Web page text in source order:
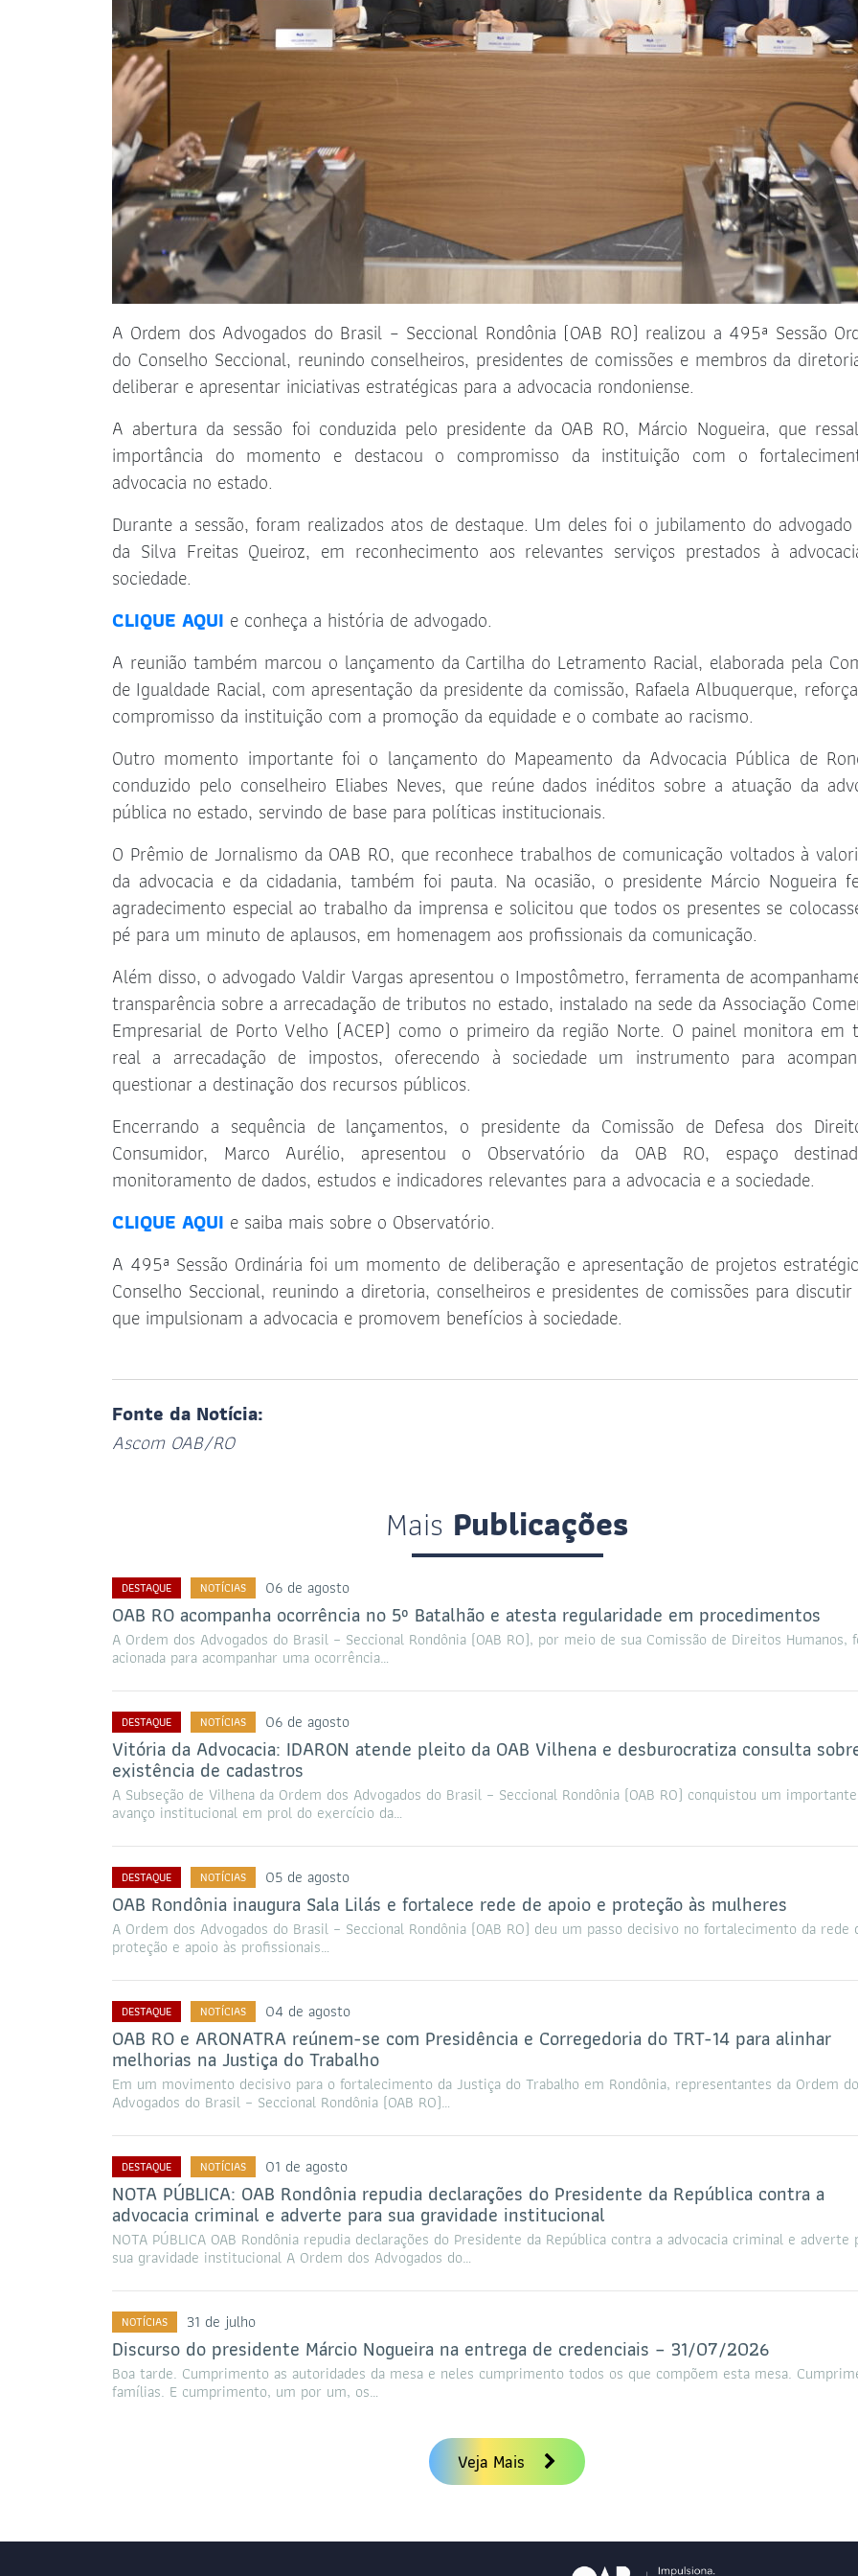
A Ordem dos Advogados do Brasil – Seccional Rondônia (OAB RO) realizou a 495ª Sessão
do Conselho Seccional, reunindo conselheiros, presidentes de comissões e membros da
deliberar e apresentar iniciativas estratégicas para a advocacia rondoniense.
A abertura da sessão foi conduzida pelo presidente da OAB RO, Márcio Nogueira, que
importância do momento e destacou o compromisso da instituição com o
advocacia no estado.
Durante a sessão, foram realizados atos de destaque. Um deles foi o jubilamento do advogado
da Silva Freitas Queiroz, em reconhecimento aos relevantes serviços prestados à
sociedade.
CLIQUE AQUI e conheça a história de advogado.
A reunião também marcou o lançamento da Cartilha do Letramento Racial, elaborada pela
de Igualdade Racial, com apresentação da presidente da comissão, Rafaela Albuquerque,
compromisso da instituição com a promoção da equidade e o combate ao racismo.
Outro momento importante foi o lançamento do Mapeamento da Advocacia Pública de
conduzido pelo conselheiro Eliabes Neves, que reúne dados inéditos sobre a atuação da
pública no estado, servindo de base para políticas institucionais.
O Prêmio de Jornalismo da OAB RO, que reconhece trabalhos de comunicação voltados à
da advocacia e da cidadania, também foi pauta. Na ocasião, o presidente Márcio Nogueira
agradecimento especial ao trabalho da imprensa e solicitou que todos os presentes se
pé para um minuto de aplausos, em homenagem aos profissionais da comunicação.
Além disso, o advogado Valdir Vargas apresentou o Impostômetro, ferramenta de
transparência sobre a arrecadação de tributos no estado, instalado na sede da Associação
Empresarial de Porto Velho (ACEP) como o primeiro da região Norte. O painel monitora em
real a arrecadação de impostos, oferecendo à sociedade um instrumento para
questionar a destinação dos recursos públicos.
Encerrando a sequência de lançamentos, o presidente da Comissão de Defesa dos
Consumidor, Marco Aurélio, apresentou o Observatório da OAB RO, espaço
monitoramento de dados, estudos e indicadores relevantes para a advocacia e a sociedade.
CLIQUE AQUI e saiba mais sobre o Observatório.
A 495ª Sessão Ordinária foi um momento de deliberação e apresentação de projetos
Conselho Seccional, reunindo a diretoria, conselheiros e presidentes de comissões para discutir
que impulsionam a advocacia e promovem benefícios à sociedade.
Fonte da Notícia:
Ascom OAB/RO
Mais Publicações
DESTAQUE NOTÍCIAS 06 de agosto
OAB RO acompanha ocorrência no 5º Batalhão e atesta regularidade em procedimentos
A Ordem dos Advogados do Brasil – Seccional Rondônia (OAB RO), por meio de sua Comissão de Direitos Humanos,
acionada para acompanhar uma ocorrência…
DESTAQUE NOTÍCIAS 06 de agosto
Vitória da Advocacia: IDARON atende pleito da OAB Vilhena e desburocratiza consulta
existência de cadastros
A Subseção de Vilhena da Ordem dos Advogados do Brasil – Seccional Rondônia (OAB RO) conquistou um importante
avanço institucional em prol do exercício da…
DESTAQUE NOTÍCIAS 05 de agosto
OAB Rondônia inaugura Sala Lilás e fortalece rede de apoio e proteção às mulheres
A Ordem dos Advogados do Brasil – Seccional Rondônia (OAB RO) deu um passo decisivo no fortalecimento da rede
proteção e apoio às profissionais…
DESTAQUE NOTÍCIAS 04 de agosto
OAB RO e ARONATRA reúnem-se com Presidência e Corregedoria do TRT-14 para alinhar
melhorias na Justiça do Trabalho
Em um movimento decisivo para o fortalecimento da Justiça do Trabalho em Rondônia, representantes da Ordem
Advogados do Brasil – Seccional Rondônia (OAB RO)…
DESTAQUE NOTÍCIAS 01 de agosto
NOTA PÚBLICA: OAB Rondônia repudia declarações do Presidente da República contra a
advocacia criminal e adverte para sua gravidade institucional
NOTA PÚBLICA OAB Rondônia repudia declarações do Presidente da República contra a advocacia criminal e adverte
sua gravidade institucional A Ordem dos Advogados do…
NOTÍCIAS 31 de julho
Discurso do presidente Márcio Nogueira na entrega de credenciais – 31/07/2026
Boa tarde. Cumprimento as autoridades da mesa e neles cumprimento todos os que compõem esta mesa.
famílias. E cumprimento, um por um, os…
Veja Mais